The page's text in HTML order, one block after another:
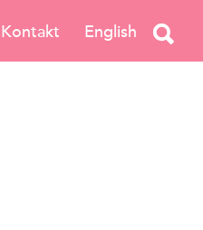
Kontakt English